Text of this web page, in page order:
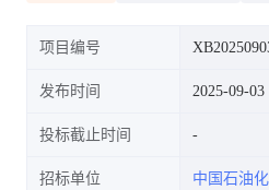
项目编号
发布时间 2025-09-03
投标截止时间
招标单位 中国石油